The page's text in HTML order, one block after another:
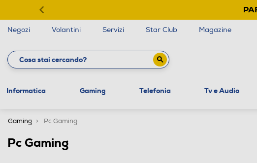
Negozi Volantini Servizi Star Club Magazine
Informatica Gaming Telefonia Tv e Audio
Gaming Pc Gaming
Pc Gaming